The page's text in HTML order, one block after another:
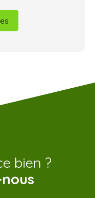
bien ?